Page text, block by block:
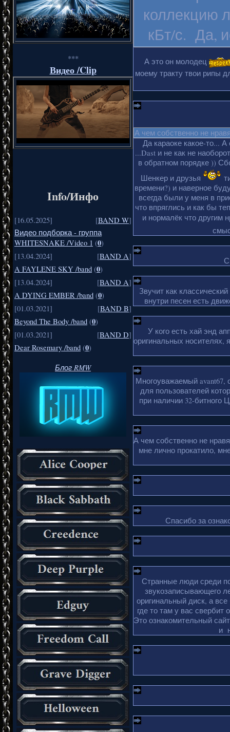
***
Видео /Clip
Info/Инфо
[16.05.2025] [BAND W]
Видео подборка - группа
WHITESNAKE /Video 1 (0)
[13.04.2024]
[BAND A]
A FAYLENE SKY /band (0)
[13.04.2024]
[BAND A]
A DYING EMBER /band (0)
[01.03.2021]
[BAND B]
Beyond The Body /band (0)
[01.03.2021]
[BAND D]
Dear Rosemary /band (0)
Блог RMW
коллекцию
кБт/с. Да,
А это он молодец
моему тракту твои рипы
А чем собственно не
Да караоке какое-то...
...Dast и не как не
в обратном порядке ))
Шенкер и друзья
времени?) и наверное
всегда были у меня в
что впряглись и как бы
и нормалёк что другим
Звучит как
внутри песен есть
У кого есть хай энд
оригинальных
Многоуважаемый
для пользователей
при наличии 32-битного
А чем собственно не
мне лично прокатило,
Спасибо за
Странные люди среди
звукозаписывающего
оригинальный диск, а
где то там у вас свербит
Это ознакомительный
и